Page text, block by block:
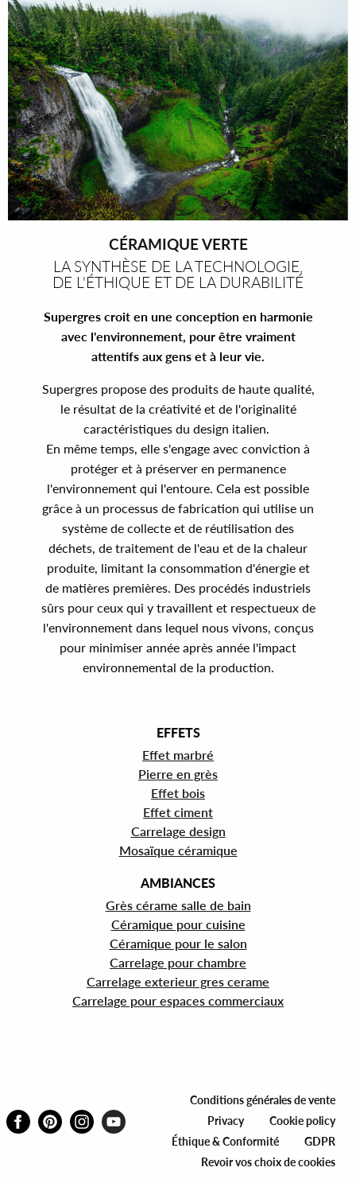
CÉRAMIQUE VERTE
LA SYNTHÈSE DE LA TECHNOLOGIE,
DE L'ÉTHIQUE ET DE LA DURABILITÉ
Supergres croit en une conception en harmonie
avec l'environnement, pour être vraiment
attentifs aux gens et à leur vie.
Supergres propose des produits de haute qualité,
le résultat de la créativité et de l'originalité
caractéristiques du design italien.
En même temps, elle s'engage avec conviction à
protéger et à préserver en permanence
l'environnement qui l'entoure. Cela est possible
grâce à un processus de fabrication qui utilise un
système de collecte et de réutilisation des
déchets, de traitement de l'eau et de la chaleur
produite, limitant la consommation d'énergie et
de matières premières. Des procédés industriels
sûrs pour ceux qui y travaillent et respectueux de
l'environnement dans lequel nous vivons, conçus
pour minimiser année après année l'impact
environnemental de la production.
EFFETS
Effet marbré
Pierre en grès
Effet bois
Effet ciment
Carrelage design
Mosaïque céramique
AMBIANCES
Grès cérame salle de bain
Céramique pour cuisine
Céramique pour le salon
Carrelage pour chambre
Carrelage exterieur gres cerame
Carrelage pour espaces commerciaux
Conditions générales de vente
Privacy
Cookie policy
Éthique & Conformité
GDPR
Revoir vos choix de cookies